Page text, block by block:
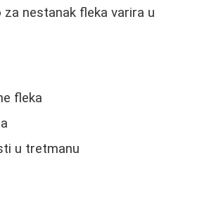
nestanak fleka varira u
fleka
u tretmanu